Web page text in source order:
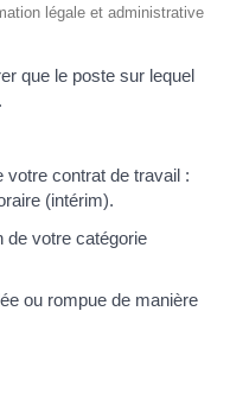
légale et administrative
que le poste sur lequel
votre contrat de travail :
(intérim).
de votre catégorie
ou rompue de manière